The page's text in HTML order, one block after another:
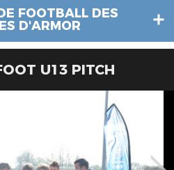
FOOTBALL DES
D'ARMOR
U13 PITCH